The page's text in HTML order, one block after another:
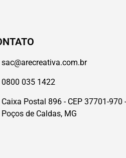
sac@arecreativa.com.br
0800 035 1422
Caixa Postal 896 - CEP 37701-970
Poços de Caldas, MG